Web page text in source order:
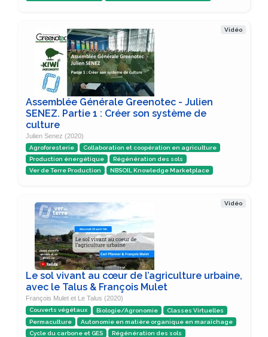
Vidéo
Assemblée Générale Greenotec - Julien
SENEZ. Partie 1 : Créer son système de
culture
Julien Senez (2020)
Agroforesterie
Collaboration et coopération en agriculture
Production énergétique
Régénération des sols
Ver de Terre Production
NBSOIL Knowledge Marketplace
Vidéo
Le sol vivant au cœur de l’agriculture urbaine,
avec le Talus & François Mulet
François Mulet et Le Talus (2020)
Couverts végétaux Biologie/Agronomie
Classes Virtuelles
Permaculture
Autonomie en matière organique en maraîchage
Cycle du carbone et GES
Régénération des sols